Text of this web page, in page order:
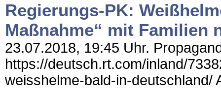
Regierungs-PK:
Maßnahme“ mit Familien
23.07.2018, 19:45 Uhr.
https://deutsch.rt.com/inland/
weisshelme-bald-in-deutschland/